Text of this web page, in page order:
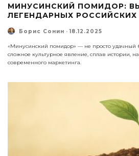
МИНУСИНСКИЙ ПОМИДОР:
ЛЕГЕНДАРНЫХ
Борис Сонин · 18.12.2025
«Минусинский помидор» — не просто удачный
сложное культурное явление, сплав истории,
современного маркетинга.